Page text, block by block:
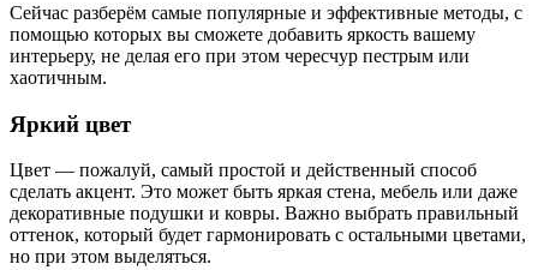
Сейчас разберём самые популярные и эффективные методы, с
помощью которых вы сможете добавить яркость вашему
интерьеру, не делая его при этом чересчур пестрым или
хаотичным.
Яркий цвет
Цвет — пожалуй, самый простой и действенный способ
сделать акцент. Это может быть яркая стена, мебель или даже
декоративные подушки и ковры. Важно выбрать правильный
оттенок, который будет гармонировать с остальными цветами,
но при этом выделяться.